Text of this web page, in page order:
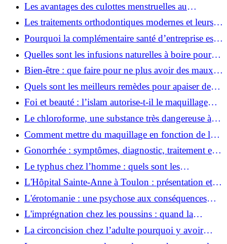
Les avantages des culottes menstruelles au
quotidien
Les traitements orthodontiques modernes et leurs
avantages
Pourquoi la complémentaire santé d’entreprise est
devenue indispensable ?
Quelles sont les infusions naturelles à boire pour
apaiser un mal à l’estomac ?
Bien-être : que faire pour ne plus avoir des maux
de ventre ? Voici quelques astuces
Quels sont les meilleurs remèdes pour apaiser des
maux de dents ?
Foi et beauté : l’islam autorise-t-il le maquillage
pendant le ramadan ?
Le chloroforme, une substance très dangereuse à
manipuler
Comment mettre du maquillage en fonction de la
couleur des yeux ?
Gonorrhée : symptômes, diagnostic, traitement et
prévention de cette infection
Le typhus chez l’homme : quels sont les
symptômes, les causes et les traitements de cette
maladie ?
L'Hôpital Sainte-Anne à Toulon : présentation et
services proposés
L'érotomanie : une psychose aux conséquences
multiples
L'imprégnation chez les poussins : quand la
mémoire s'établit avec succès
La circoncision chez l’adulte pourquoi y avoir
recours aujourd’hui